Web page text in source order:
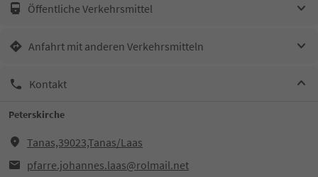
Öffentliche Verkehrsmittel
Anfahrt mit anderen Verkehrsmitteln
Kontakt
Peterskirche
Tanas,39023,Tanas/Laas
pfarre.johannes.laas@rolmail.net